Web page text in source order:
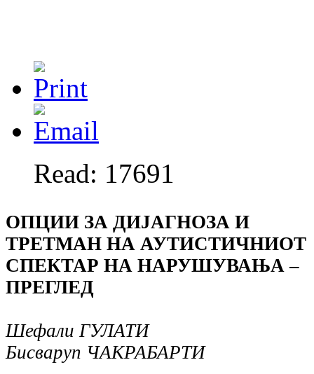
Read: 17691
ОПЦИИ ЗА ДИЈАГНОЗА И
ТРЕТМАН НА АУТИСТИЧНИОТ
СПЕКТАР НА НАРУШУВАЊА –
ПРЕГЛЕД
Шефали ГУЛАТИ
Бисваруп ЧАКРАБАРТИ